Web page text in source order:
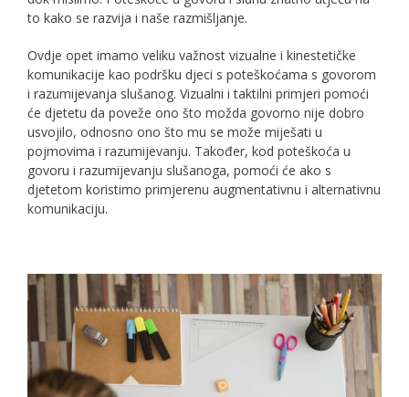
to kako se razvija i naše razmišljanje.
Ovdje opet imamo veliku važnost vizualne i kinestetičke
komunikacije kao podršku djeci s poteškoćama s govorom
i razumijevanja slušanog. Vizualni i taktilni primjeri pomoći
će djetetu da poveže ono što možda govorno nije dobro
usvojilo, odnosno ono što mu se može miješati u
pojmovima i razumijevanju. Također, kod poteškoća u
govoru i razumijevanju slušanoga, pomoći će ako s
djetetom koristimo primjerenu augmentativnu i alternativnu
komunikaciju.